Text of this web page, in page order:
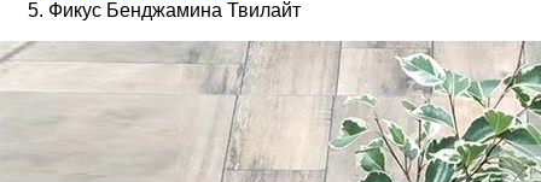
Фикус Бенджамина Твилайт